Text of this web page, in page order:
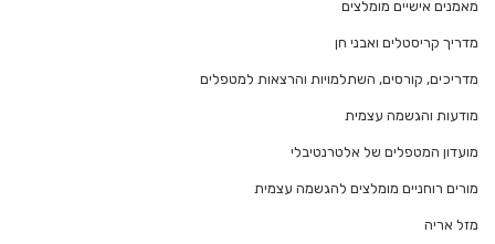
מאמנים אישיים מומלצים
מדריך קריסטלים ואבני חן
מדריכים, קורסים, השתלמויות והרצאות למטפלים
מודעות והגשמה עצמית
מועדון המטפלים של אלטרנטיבלי
מורים רוחניים מומלצים להגשמה עצמית
מזל אריה